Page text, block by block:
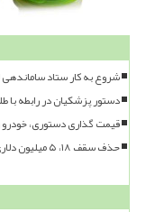
شروع به کار ستاد ساماندهی
دستور پزشکیان در رابطه با طلب ۴ میلیارد یورویی تامین کنندگان
قیمت گذاری دستوری، خودرو
حذف سقف ۱۸، ۵ میلیون دلاری استانی برای واردات کالاهای اساسی از مرزها